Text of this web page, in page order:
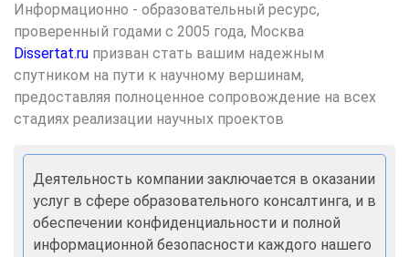
Информационно - образовательный ресурс,
проверенный годами с 2005 года, Москва
Dissertat.ru призван стать вашим надежным
спутником на пути к научному вершинам,
предоставляя полноценное сопровождение на всех
стадиях реализации научных проектов
Деятельность компании заключается в оказании
услуг в сфере образовательного консалтинга, и в
обеспечении конфиденциальности и полной
информационной безопасности каждого нашего